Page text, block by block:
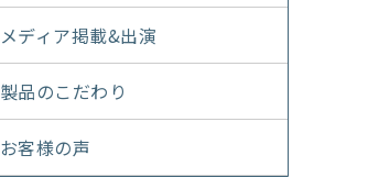
メディア掲載&出演
製品のこだわり
お客様の声